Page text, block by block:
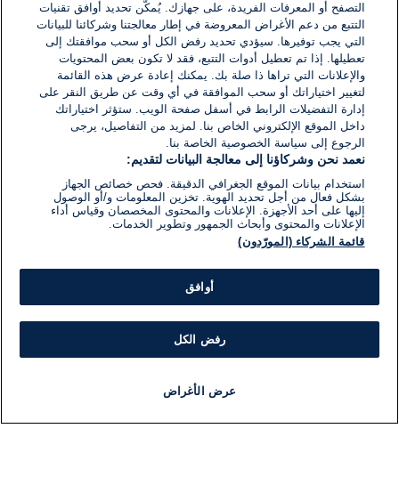
التصفح أو المعرفات الفريدة، على جهازك. يُمكّن تحديد أوافق تقنيات
التتبع من دعم الأغراض المعروضة في إطار معالجتنا وشركائنا للبيانات
التي يجب توفيرها. سيؤدي تحديد رفض الكل أو سحب موافقتك إلى
تعطيلها. إذا تم تعطيل أدوات التتبع، فقد لا تكون بعض المحتويات
والإعلانات التي تراها ذا صلة بك. يمكنك إعادة عرض هذه القائمة
لتغيير اختياراتك أو سحب الموافقة في أي وقت عن طريق النقر على
إدارة التفضيلات الرابط في أسفل صفحة الويب. ستؤثر اختياراتك
داخل الموقع الإلكتروني الخاص بنا. لمزيد من التفاصيل، يرجى
الرجوع إلى سياسة الخصوصية الخاصة بنا.
نعمد نحن وشركاؤنا إلى معالجة البيانات لتقديم:
استخدام بيانات الموقع الجغرافي الدقيقة. فحص خصائص الجهاز
بشكل فعال من أجل تحديد الهوية. تخزين المعلومات و/أو الوصول
إليها على أحد الأجهزة. الإعلانات والمحتوى المخصصان وقياس أداء
الإعلانات والمحتوى وأبحاث الجمهور وتطوير الخدمات.
قائمة الشركاء (المورّدون)
أوافق
رفض الكل
عرض الأغراض